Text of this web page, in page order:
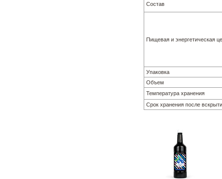
Состав
Пищевая и энергетическая
Упаковка
Объем
Температура хранения
Срок хранения после